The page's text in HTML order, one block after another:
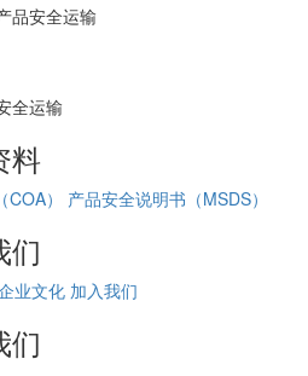
品安全运输
全运输
料
） 产品安全说明书（MSDS）
们
业文化 加入我们
们